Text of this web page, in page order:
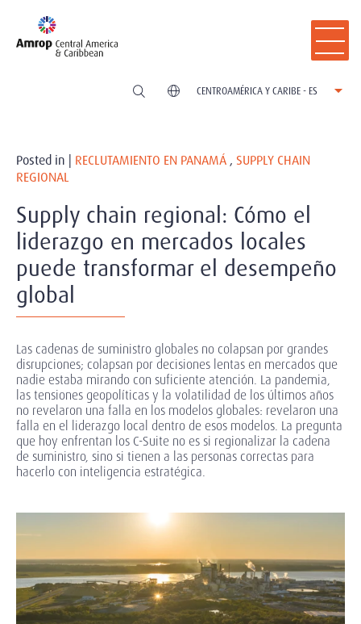
CENTROAMÉRICA Y CARIBE - ES
Posted in | RECLUTAMIENTO EN PANAMÁ , SUPPLY CHAIN
REGIONAL
Supply chain regional: Cómo el
liderazgo en mercados locales
puede transformar el desempeño
global
Las cadenas de suministro globales no colapsan por grandes
disrupciones; colapsan por decisiones lentas en mercados que
nadie estaba mirando con suficiente atención. La pandemia,
las tensiones geopolíticas y la volatilidad de los últimos años
no revelaron una falla en los modelos globales: revelaron una
falla en el liderazgo local dentro de esos modelos. La pregunta
que hoy enfrentan los C-Suite no es si regionalizar la cadena
de suministro, sino si tienen a las personas correctas para
hacerlo con inteligencia estratégica.